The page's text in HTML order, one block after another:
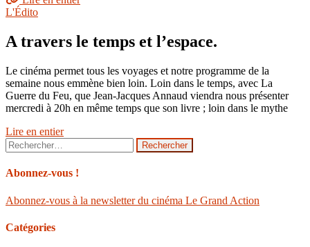
L'Édito
A travers le temps et l’espace.
Le cinéma permet tous les voyages et notre programme de la
semaine nous emmène bien loin. Loin dans le temps, avec La
Guerre du Feu, que Jean-Jacques Annaud viendra nous présenter
mercredi à 20h en même temps que son livre ; loin dans le mythe
Lire en entier
Rechercher :
Abonnez-vous !
Abonnez-vous à la newsletter du cinéma Le Grand Action
Catégories